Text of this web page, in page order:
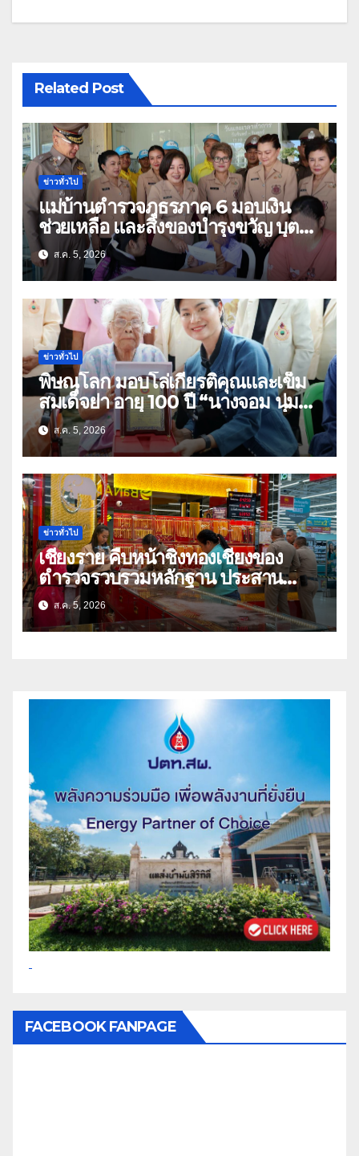
Related Post
ข่าวทั่วไป
แม่บ้านตำรวจภูธรภาค 6 มอบเงิน
ช่วยเหลือ และสิ่งของบำรุงขวัญ บุตร-
ธิดา ข้าราชการตำรวจจังหวัด
อุทัยธานี
ส.ค. 5, 2026
ข่าวทั่วไป
พิษณุโลก มอบโล่เกียรติคุณและเข็ม
สมเด็จย่า อายุ 100 ปี “นางจอม นุ่ม
เนตร” ตำบลบ้านกร่าง อำเภอเมือง
ส.ค. 5, 2026
ข่าวทั่วไป
เชียงราย คืบหน้าชิงทองเชียงของ
ตำรวจรวบรวมหลักฐาน ประสาน
สปป.ลาว ติดตามจับกุม
ส.ค. 5, 2026
FACEBOOK FANPAGE